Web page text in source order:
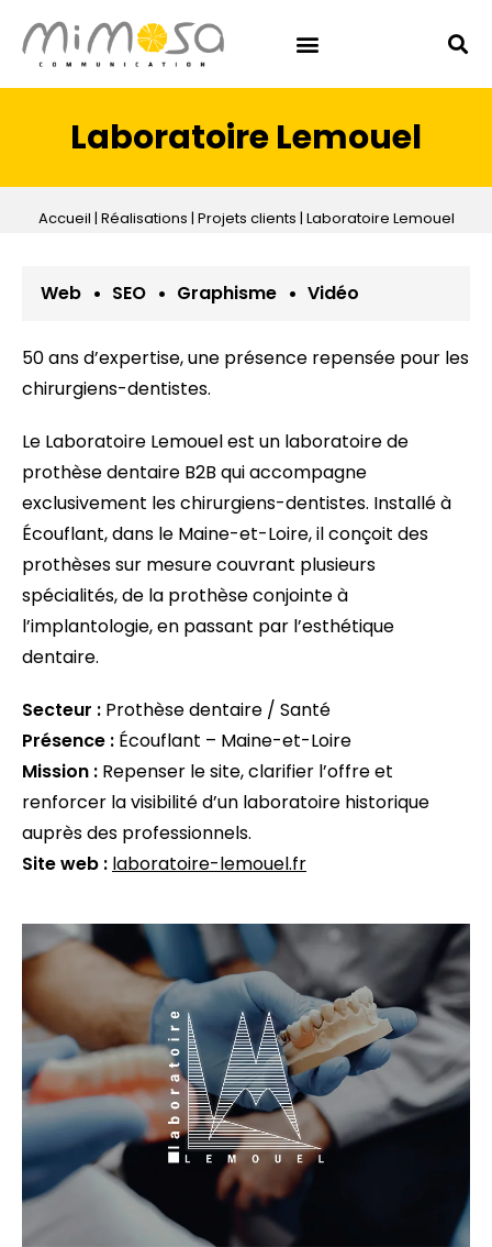
Laboratoire Lemouel
Accueil | Réalisations | Projets clients | Laboratoire Lemouel
Web · SEO · Graphisme · Vidéo
50 ans d’expertise, une présence repensée pour les
chirurgiens-dentistes.
Le Laboratoire Lemouel est un laboratoire de
prothèse dentaire B2B qui accompagne
exclusivement les chirurgiens-dentistes. Installé à
Écouflant, dans le Maine-et-Loire, il conçoit des
prothèses sur mesure couvrant plusieurs
spécialités, de la prothèse conjointe à
l’implantologie, en passant par l’esthétique
dentaire.
Secteur : Prothèse dentaire / Santé
Présence : Écouflant – Maine-et-Loire
Mission : Repenser le site, clarifier l’offre et
renforcer la visibilité d’un laboratoire historique
auprès des professionnels.
Site web : laboratoire-lemouel.fr